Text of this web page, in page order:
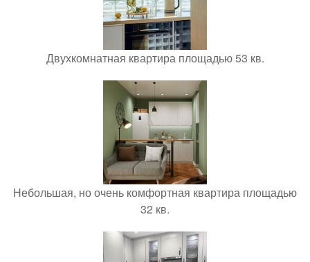
Двухкомнатная квартира площадью 53 кв.
Небольшая, но очень комфортная квартира площадью
32 кв.